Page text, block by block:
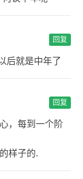
回复
后就是中年了
回复
，每到一个阶
样子的.